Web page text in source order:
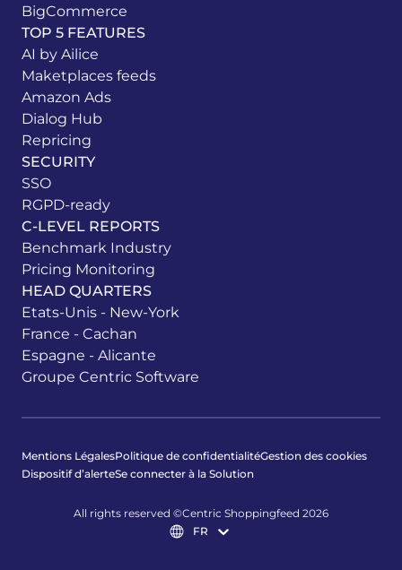
BigCommerce
TOP 5 FEATURES
AI by Ailice
Maketplaces feeds
Amazon Ads
Dialog Hub
Repricing
SECURITY
SSO
RGPD-ready
C-LEVEL REPORTS
Benchmark Industry
Pricing Monitoring
HEAD QUARTERS
Etats-Unis - New-York
France - Cachan
Espagne - Alicante
Groupe Centric Software
Mentions LégalesPolitique de confidentialitéGestion des cookies
Dispositif d’alerteSe connecter à la Solution
All rights reserved ©Centric Shoppingfeed 2026
FR